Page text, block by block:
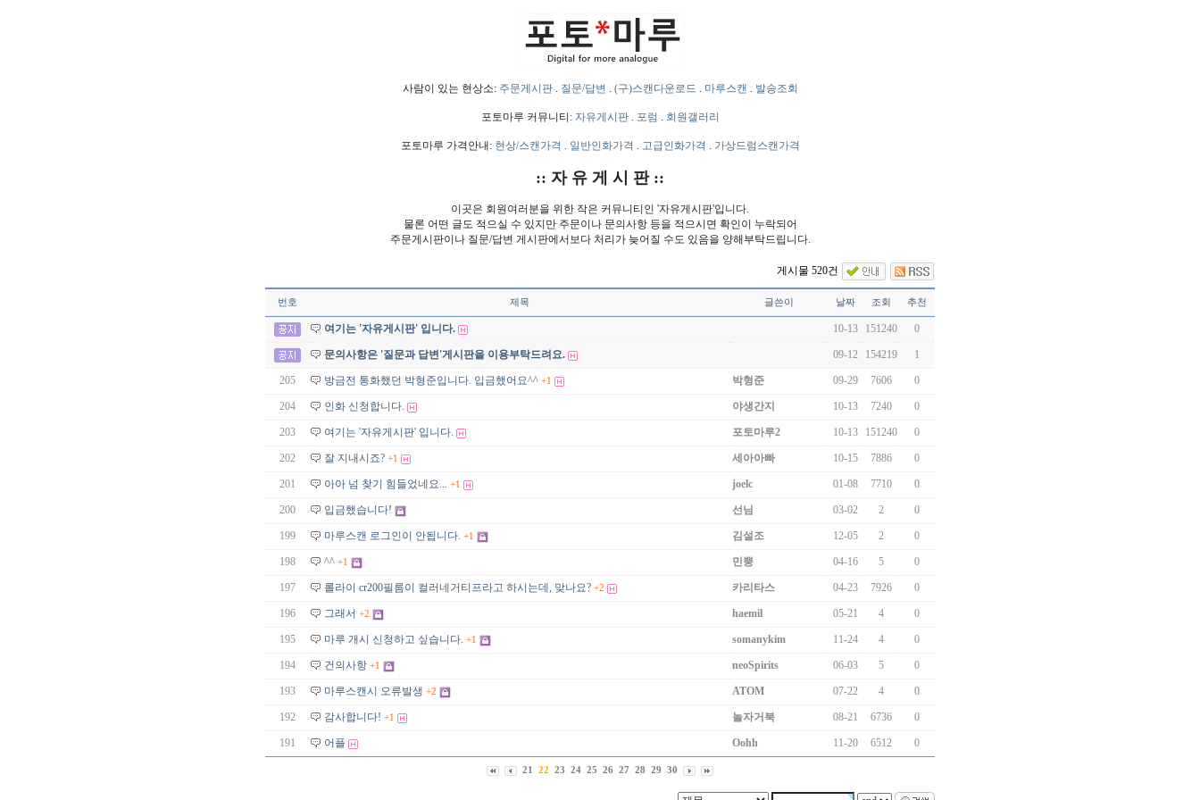
사람이 있는 현상소: 주문게시판. 질문/답변 . (구)스캔다운로드 . 마루스캔 . 발송조회
포토마루 커뮤니티: 자유게시판. 포럼 . 회원갤러리
포토마루 가격안내: 현상/스캔가격 . 일반인화가격 . 고급인화가격 . 가상드럼스캔가격
:: 자 유 게 시 판 ::
이곳은 회원여러분을 위한 작은 커뮤니티인 '자유게시판'입니다.
물론 어떤 글도 적으실 수 있지만 주문이나 문의사항 등을 적으시면 확인이 누락되어
주문게시판이나 질문/답변 게시판에서보다 처리가 늦어질 수도 있음을 양해부탁드립니다.
게시물 520건
번호 제목 글쓴이 날짜 조회 추천
여기는 '자유게시판' 입니다. 10-13 151240 0
문의사항은 '질문과 답변'게시판을 이용부탁드려요. 09-12 154219 1
205 방금전 통화했던 박형준입니다. 입금했어요^^ +1 박형준 09-29 7606 0
204 인화 신청합니다. 야생간지 10-13 7240 0
203 여기는 '자유게시판' 입니다. 포토마루2 10-13 151240 0
202 잘 지내시죠? +1 세아아빠 10-15 7886 0
201 아아 넘 찾기 힘들었네요... +1 joelc 01-08 7710 0
200 입금했습니다! 선님 03-02 2 0
199 마루스캔 로그인이 안됩니다. +1 김설조 12-05 2 0
198 ^^ +1 민뿡 04-16 5 0
197 롤라이 cr200필름이 컬러네거티프라고 하시는데, 맞나요? +2 카리타스 04-23 7926 0
196 그래서 +2 haemil 05-21 4 0
195 마루 개시 신청하고 싶습니다. +1 somanykim 11-24 4 0
194 건의사항 +1 neoSpirits 06-03 5 0
193 마루스캔시 오류발생 +2 ATOM 07-22 4 0
192 감사합니다! +1 놀자거북 08-21 6736 0
191 어플 Oohh 11-20 6512 0
21 22 23 24 25 26 27 28 29 30